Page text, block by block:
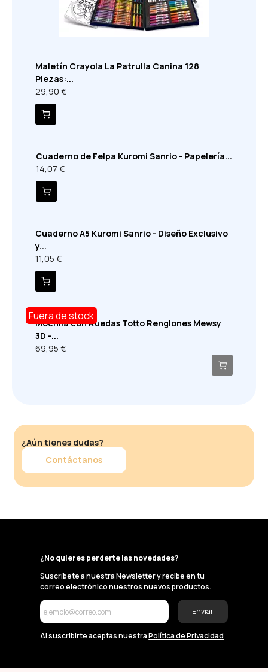
Maletín Crayola La Patrulla Canina 128
Piezas:...
29,90 €
Cuaderno de Felpa Kuromi Sanrio - Papelería...
14,07 €
Cuaderno A5 Kuromi Sanrio - Diseño Exclusivo
y...
11,05 €
Fuera de stock
Mochila con Ruedas Totto Renglones Mewsy
3D -...
69,95 €
¿Aún tienes dudas?
Contáctanos
¿No quieres perderte las novedades?
Suscríbete a nuestra Newsletter y recibe en tu
correo electrónico nuestros nuevos productos.
Enviar
Al suscribirte aceptas nuestraPolítica de Privacidad